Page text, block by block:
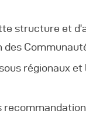
structure et
régionaux